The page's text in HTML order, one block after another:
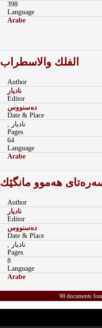
398
Language
Arabe
الفلك والاسطراب
Author
نادیار
Editor
دەسنووس
Date & Place
, نادیار
Pages
64
Language
Arabe
هه‌موو مانگێك
Author
نادیار
Editor
دەسنووس
Date & Place
, نادیار
Pages
8
Language
Arabe
90 documents